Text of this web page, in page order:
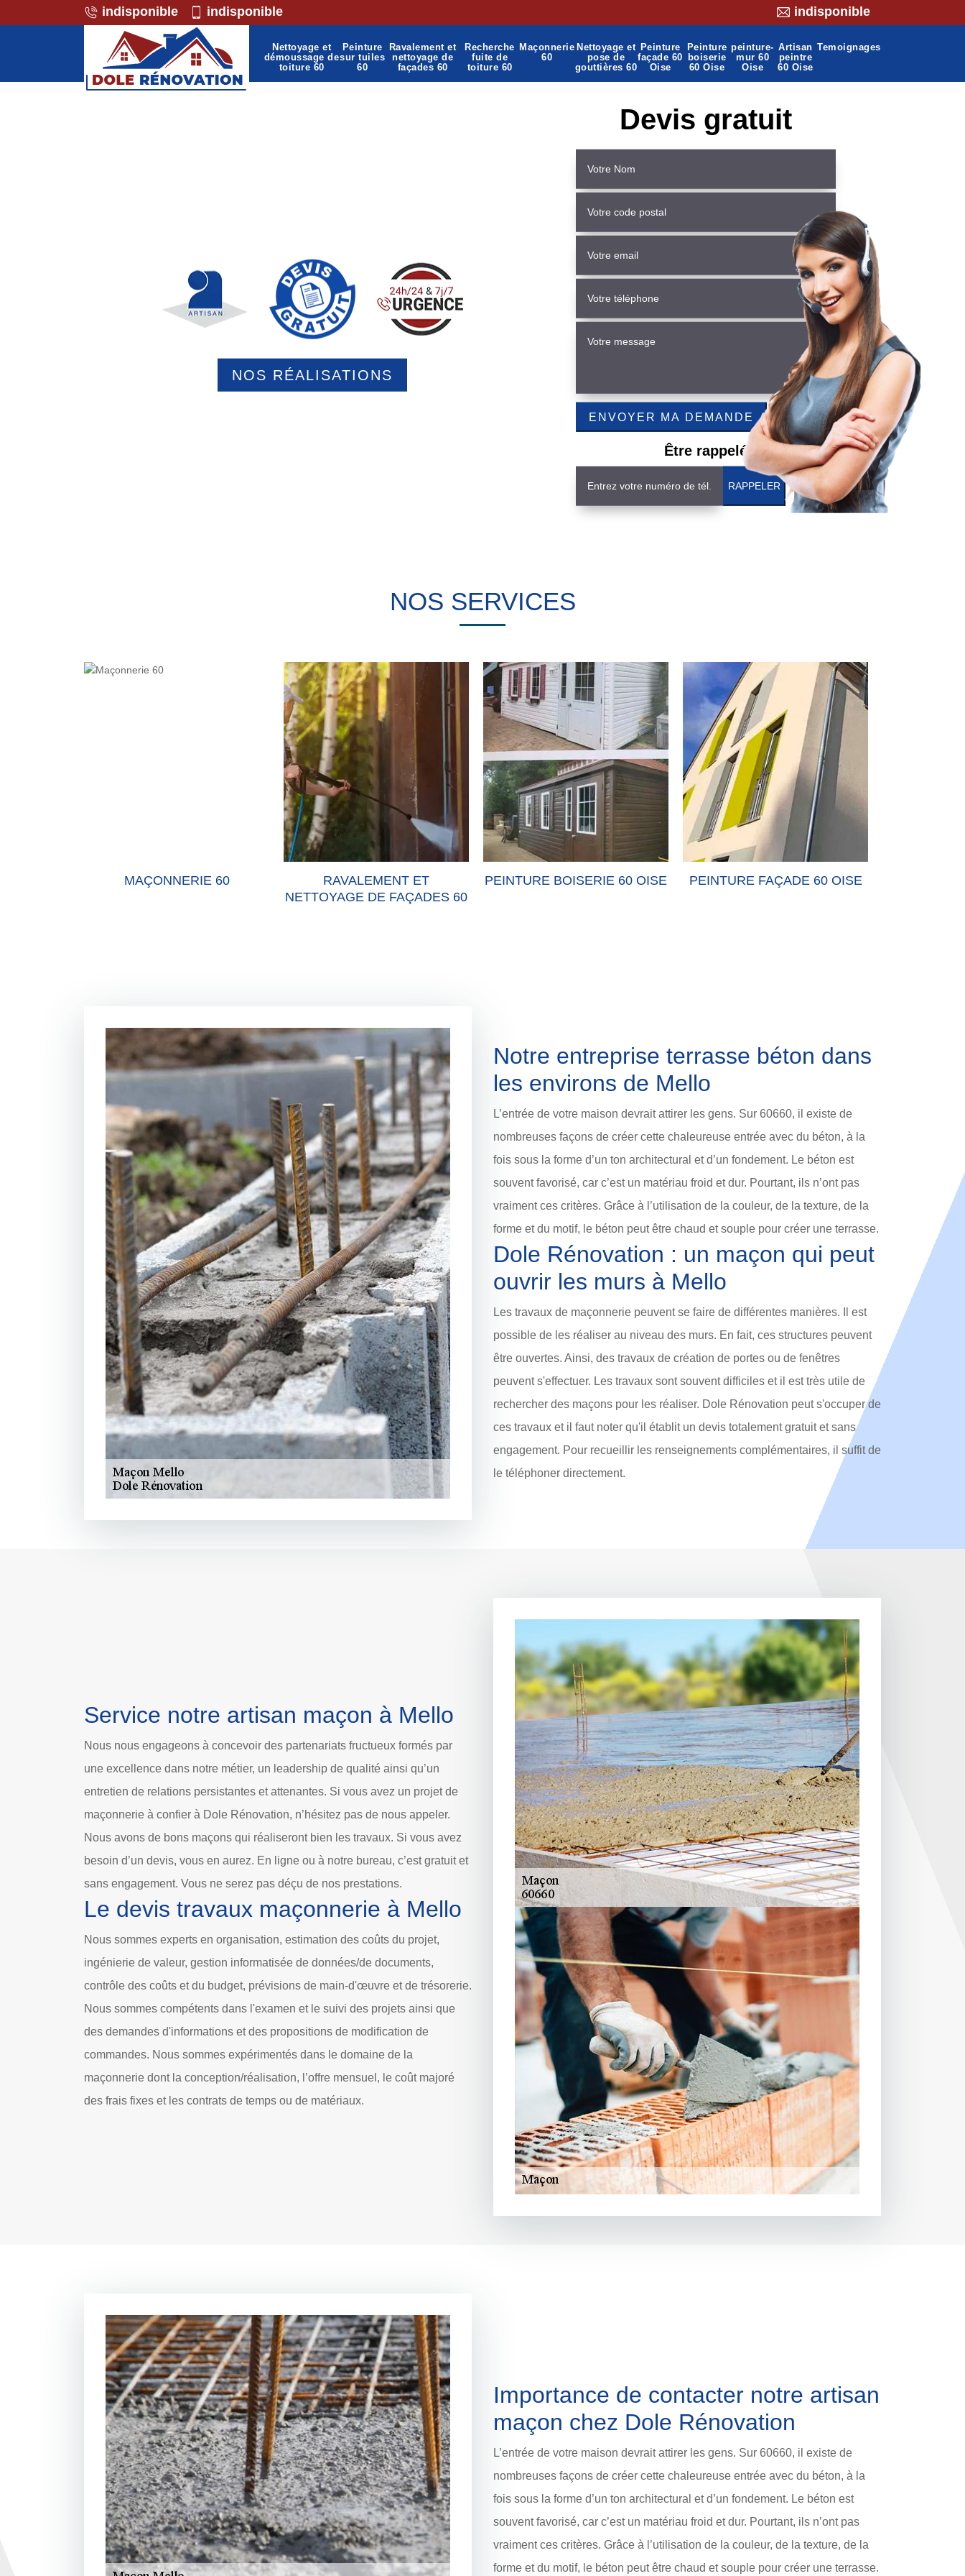
indisponible indisponible indisponible
Nettoyage et
démoussage de
toiture 60
Peinture
sur tuiles
60
Ravalement et
nettoyage de
façades 60
Recherche
fuite de
toiture 60
Maçonnerie
60
Nettoyage et
pose de
gouttières 60
Peinture
façade 60
Oise
Peinture
boiserie
60 Oise
peinture-
mur 60
Oise
Artisan
peintre
60 Oise
Temoignages
NOS RÉALISATIONS
Devis gratuit
Être rappelé
NOS SERVICES
MAÇONNERIE 60
RAVALEMENT ET
NETTOYAGE DE FAÇADES 60
PEINTURE BOISERIE 60 OISE PEINTURE FAÇADE 60 OISE
Notre entreprise terrasse béton dans
les environs de Mello
L’entrée de votre maison devrait attirer les gens. Sur 60660, il existe de
nombreuses façons de créer cette chaleureuse entrée avec du béton, à la
fois sous la forme d’un ton architectural et d’un fondement. Le béton est
souvent favorisé, car c’est un matériau froid et dur. Pourtant, ils n’ont pas
vraiment ces critères. Grâce à l’utilisation de la couleur, de la texture, de la
forme et du motif, le béton peut être chaud et souple pour créer une terrasse.
Dole Rénovation : un maçon qui peut
ouvrir les murs à Mello
Les travaux de maçonnerie peuvent se faire de différentes manières. Il est
possible de les réaliser au niveau des murs. En fait, ces structures peuvent
être ouvertes. Ainsi, des travaux de création de portes ou de fenêtres
peuvent s'effectuer. Les travaux sont souvent difficiles et il est très utile de
rechercher des maçons pour les réaliser. Dole Rénovation peut s'occuper de
ces travaux et il faut noter qu'il établit un devis totalement gratuit et sans
engagement. Pour recueillir les renseignements complémentaires, il suffit de
le téléphoner directement.
Service notre artisan maçon à Mello
Nous nous engageons à concevoir des partenariats fructueux formés par
une excellence dans notre métier, un leadership de qualité ainsi qu’un
entretien de relations persistantes et attenantes. Si vous avez un projet de
maçonnerie à confier à Dole Rénovation, n’hésitez pas de nous appeler.
Nous avons de bons maçons qui réaliseront bien les travaux. Si vous avez
besoin d’un devis, vous en aurez. En ligne ou à notre bureau, c’est gratuit et
sans engagement. Vous ne serez pas déçu de nos prestations.
Le devis travaux maçonnerie à Mello
Nous sommes experts en organisation, estimation des coûts du projet,
ingénierie de valeur, gestion informatisée de données/de documents,
contrôle des coûts et du budget, prévisions de main-d'œuvre et de trésorerie.
Nous sommes compétents dans l'examen et le suivi des projets ainsi que
des demandes d'informations et des propositions de modification de
commandes. Nous sommes expérimentés dans le domaine de la
maçonnerie dont la conception/réalisation, l’offre mensuel, le coût majoré
des frais fixes et les contrats de temps ou de matériaux.
Importance de contacter notre artisan
maçon chez Dole Rénovation
L’entrée de votre maison devrait attirer les gens. Sur 60660, il existe de
nombreuses façons de créer cette chaleureuse entrée avec du béton, à la
fois sous la forme d’un ton architectural et d’un fondement. Le béton est
souvent favorisé, car c’est un matériau froid et dur. Pourtant, ils n’ont pas
vraiment ces critères. Grâce à l’utilisation de la couleur, de la texture, de la
forme et du motif, le béton peut être chaud et souple pour créer une terrasse.